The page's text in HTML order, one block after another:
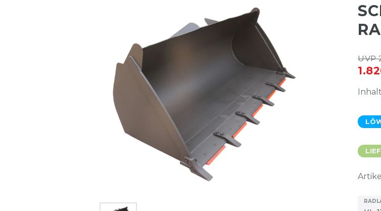
UVP
Inhalt